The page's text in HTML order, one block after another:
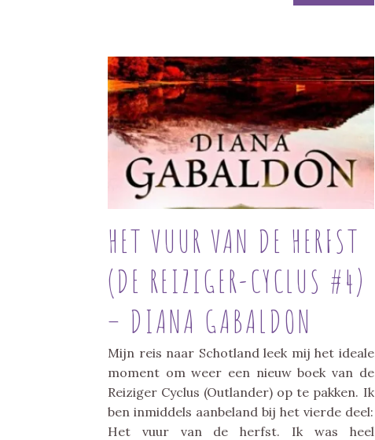
HET VUUR VAN DE HERFST
(DE REIZIGER-CYCLUS #4)
– DIANA GABALDON
Mijn reis naar Schotland leek mij het ideale
moment om weer een nieuw boek van de
Reiziger Cyclus (Outlander) op te pakken. Ik
ben inmiddels aanbeland bij het vierde deel:
Het vuur van de herfst. Ik was heel